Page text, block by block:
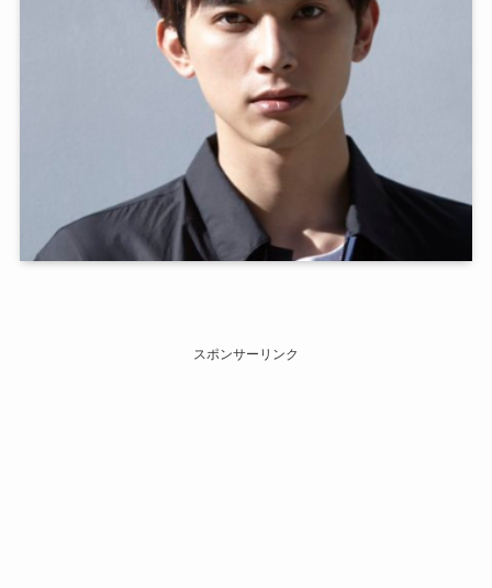
スポンサーリンク